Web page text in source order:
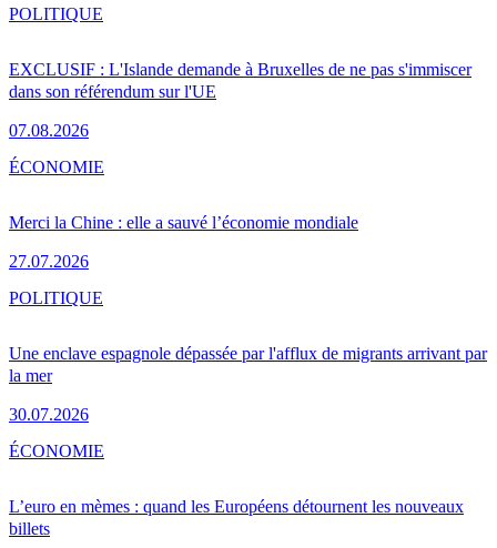
EXCLUSIF : L'Islande demande à Bruxelles de ne pas s'immiscer
dans son référendum sur l'UE
07.08.2026
POLITIQUE
Merci la Chine : elle a sauvé l’économie mondiale
27.07.2026
ÉCONOMIE
Une enclave espagnole dépassée par l'afflux de migrants arrivant par
la mer
30.07.2026
POLITIQUE
L’euro en mèmes : quand les Européens détournent les nouveaux
billets
ÉCONOMIE